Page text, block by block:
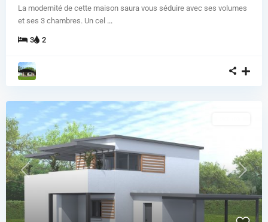
La modernité de cette maison saura vous séduire avec ses volumes
et ses 3 chambres. Un cel ...
3 2
Previous Next